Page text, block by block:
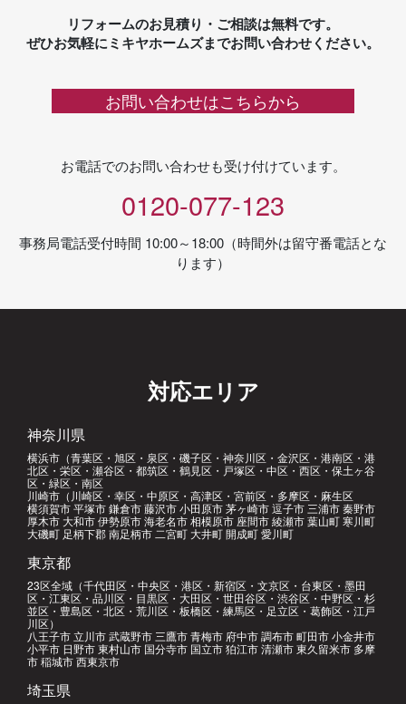
リフォームのお見積り・ご相談は無料です。
ぜひお気軽にミキヤホームズまでお問い合わせください。
お問い合わせはこちらから
お電話でのお問い合わせも受け付けています。
0120-077-123
事務局電話受付時間 10:00～18:00（時間外は留守番電話とな
ります）
対応エリア
神奈川県
横浜市（青葉区・旭区・泉区・磯子区・神奈川区・金沢区・港南区・港
北区・栄区・瀬谷区・都筑区・鶴見区・戸塚区・中区・西区・保土ヶ谷
区・緑区・南区
川崎市（川崎区・幸区・中原区・高津区・宮前区・多摩区・麻生区
横須賀市 平塚市 鎌倉市 藤沢市 小田原市 茅ヶ崎市 逗子市 三浦市 秦野市
厚木市 大和市 伊勢原市 海老名市 相模原市 座間市 綾瀬市 葉山町 寒川町
大磯町 足柄下郡 南足柄市 二宮町 大井町 開成町 愛川町
東京都
23区全域（千代田区・中央区・港区・新宿区・文京区・台東区・墨田
区・江東区・品川区・目黒区・大田区・世田谷区・渋谷区・中野区・杉
並区・豊島区・北区・荒川区・板橋区・練馬区・足立区・葛飾区・江戸
川区）
八王子市 立川市 武蔵野市 三鷹市 青梅市 府中市 調布市 町田市 小金井市
小平市 日野市 東村山市 国分寺市 国立市 狛江市 清瀬市 東久留米市 多摩
市 稲城市 西東京市
埼玉県